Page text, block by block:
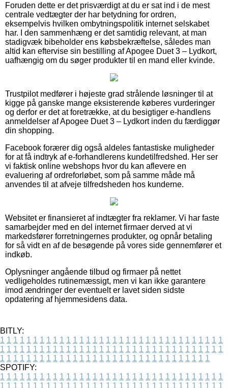
Foruden dette er det prisværdigt at du er sat ind i de mest
centrale vedtægter der har betydning for ordren,
eksempelvis hvilken ombytningspolitik internet selskabet
har. I den sammenhæng er det samtidig relevant, at man
stadigvæk bibeholder ens købsbekræftelse, således man
altid kan eftervise sin bestilling af Apogee Duet 3 – Lydkort,
uafhængig om du søger produkter til en mand eller kvinde.
Trustpilot medfører i højeste grad strålende løsninger til at
kigge på ganske mange eksisterende køberes vurderinger
og derfor er det at foretrække, at du besigtiger e-handlens
anmeldelser af Apogee Duet 3 – Lydkort inden du færdiggør
din shopping.
Facebook forærer dig også aldeles fantastiske muligheder
for at få indtryk af e-forhandlerens kundetilfredshed. Her ser
vi faktisk online webshops hvor du kan aflevere en
evaluering af ordreforløbet, som på samme måde må
anvendes til at afveje tilfredsheden hos kunderne.
Websitet er finansieret af indtægter fra reklamer. Vi har faste
samarbejder med en del internet firmaer derved at vi
markedsfører forretningernes produkter, og opnår betaling
for så vidt en af de besøgende på vores side gennemfører et
indkøb.
Oplysninger angående tilbud og firmaer på nettet
vedligeholdes rutinemæssigt, men vi kan ikke garantere
imod ændringer der eventuelt er lavet siden sidste
opdatering af hjemmesidens data.
BITLY:
1 1 1 1 1 1 1 1 1 1 1 1 1 1 1 1 1 1 1 1 1 1 1 1 1 1 1 1 1 1 1 1 1 1
1 1 1 1 1 1 1 1 1 1 1 1 1 1 1 1 1 1 1 1 1 1 1 1 1 1 1 1 1 1 1 1 1 1
1 1 1 1 1 1 1 1 1 1 1 1 1 1 1 1 1 1 1 1 1 1 1 1 1 1 1 1 1 1 1 1
SPOTIFY:
1 1 1 1 1 1 1 1 1 1 1 1 1 1 1 1 1 1 1 1 1 1 1 1 1 1 1 1 1 1 1 1 1 1
1 1 1 1 1 1 1 1 1 1 1 1 1 1 1 1 1 1 1 1 1 1 1 1 1 1 1 1 1 1 1 1 1 1